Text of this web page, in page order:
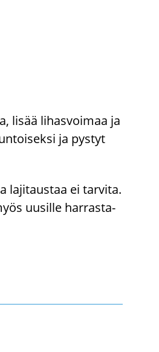
lisää li­has­voi­maa ja
ja pys­tyt
la­ji­taus­taa ei tar­vi­ta.
uusil­le har­ras­ta­